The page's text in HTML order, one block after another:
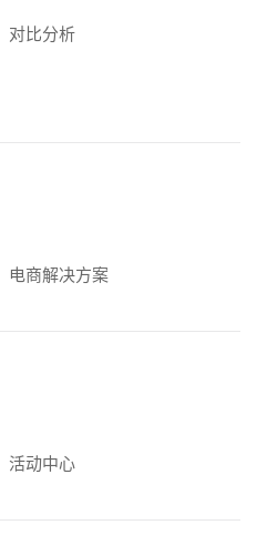
对比分析
电商解决方案
活动中心